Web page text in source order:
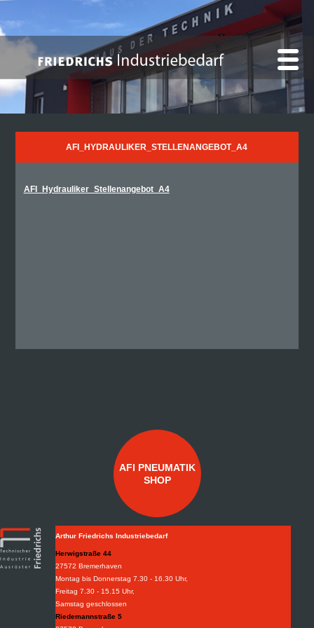
AFI_HYDRAULIKER_STELLENANGEBOT_A4
AFI_Hydrauliker_Stellenangebot_A4
AFI PNEUMATIK
SHOP
Arthur Friedrichs Industriebedarf
Herwigstraße 44
27572 Bremerhaven
Montag bis Donnerstag 7.30 - 16.30 Uhr,
Freitag 7.30 - 15.15 Uhr,
Samstag geschlossen
Riedemannstraße 5